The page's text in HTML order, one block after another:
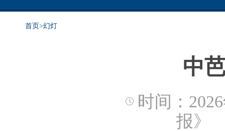
首页>幻灯
中
时间：
报》